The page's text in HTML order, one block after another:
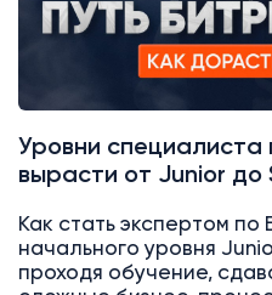
Уровни специалиста
вырасти от Junior до
Как стать экспертом по
начального уровня
проходя обучение,